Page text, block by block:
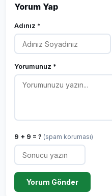
Yorum Yap
Adınız *
Yorumunuz *
9 + 9 = ? (spam koruması)
Yorum Gönder